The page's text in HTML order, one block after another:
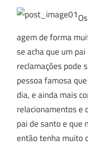
agem de forma
se acha que um
reclamações pode
pessoa famosa
dia, e ainda mais
relacionamentos e
pai de santo e que
então tenha muito